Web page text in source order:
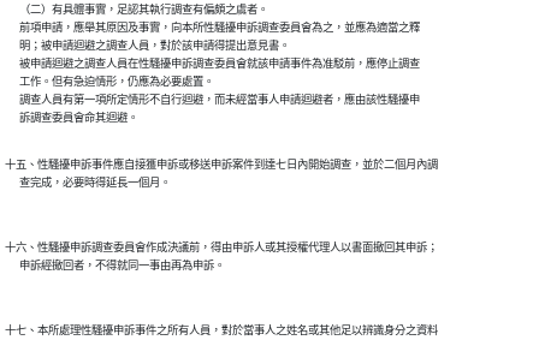
      （二）有具體事實，足認其執行調查有偏頗之虞者。
      前項申請，應舉其原因及事實，向本所性騷擾申訴調查委員會為之，並應為適當之釋
      明；被申請迴避之調查人員，對於該申請得提出意見書。
      被申請迴避之調查人員在性騷擾申訴調查委員會就該申請事件為准駁前，應停止調查
      工作。但有急迫情形，仍應為必要處置。
      調查人員有第一項所定情形不自行迴避，而未經當事人申請迴避者，應由該性騷擾申
      訴調查委員會命其迴避。
十五、性騷擾申訴事件應自接獲申訴或移送申訴案件到達七日內開始調查，並於二個月內調
      查完成，必要時得延長一個月。
十六、性騷擾申訴調查委員會作成決議前，得由申訴人或其授權代理人以書面撤回其申訴；
      申訴經撤回者，不得就同一事由再為申訴。
十七、本所處理性騷擾申訴事件之所有人員，對於當事人之姓名或其他足以辨識身分之資料